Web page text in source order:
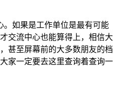
。如果是工作单位是最有可能
交流中心也能算得上，相信大
甚至屏幕前的大多数朋友的档
家一定要去这里查询着查询一